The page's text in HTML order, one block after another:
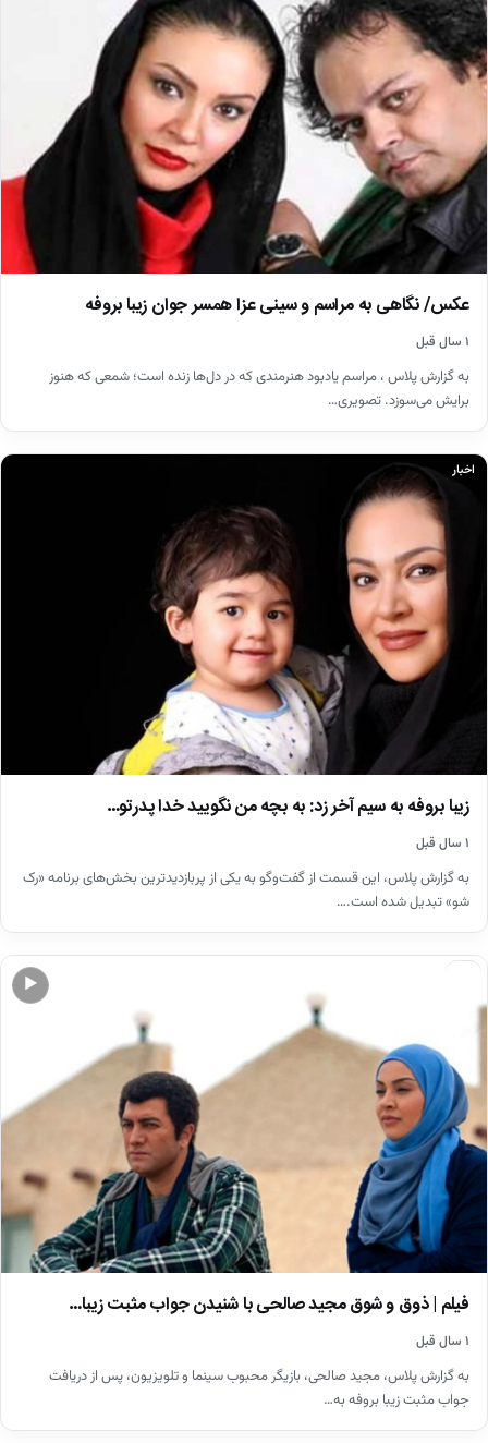
عکس/ نگاهی به مراسم و سینی عزا همسر جوان زیبا بروفه
۱ سال قبل
به گزارش پلاس ، مراسم یادبود هنرمندی که در دل‌ها زنده است؛ شمعی که هنوز
برایش می‌سوزد. تصویری…
اخبار
زیبا بروفه به سیم آخر زد: به بچه من نگویید خدا پدرتو…
۱ سال قبل
به گزارش پلاس، این قسمت از گفت‌وگو به یکی از پربازدیدترین بخش‌های برنامه «رک
شو» تبدیل شده است.…
▶
فیلم | ذوق و شوق مجید صالحی با شنیدن جواب مثبت زیبا…
۱ سال قبل
به گزارش پلاس، مجید صالحی، بازیگر محبوب سینما و تلویزیون، پس از دریافت
جواب مثبت زیبا بروفه به…